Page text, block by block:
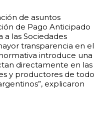
de asuntos
de Pago Anticipado
las Sociedades
transparencia en el
introduce una
directamente en las
y productores de todo
explicaron